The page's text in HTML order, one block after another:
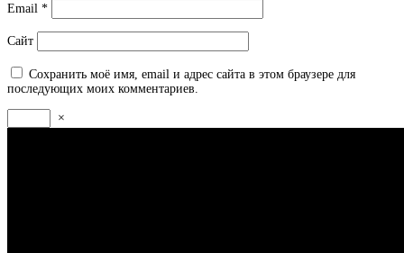
Email *
Сайт
Сохранить моё имя, email и адрес сайта в этом браузере для
последующих моих комментариев.
×